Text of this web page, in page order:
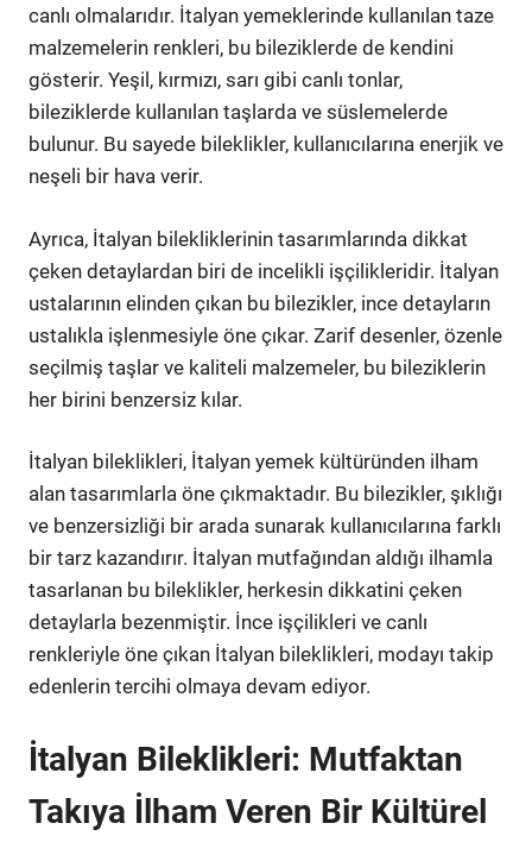
canlı olmalarıdır. İtalyan yemeklerinde kullanılan taze
malzemelerin renkleri, bu bileziklerde de kendini
gösterir. Yeşil, kırmızı, sarı gibi canlı tonlar,
bileziklerde kullanılan taşlarda ve süslemelerde
bulunur. Bu sayede bileklikler, kullanıcılarına enerjik ve
neşeli bir hava verir.
Ayrıca, İtalyan bilekliklerinin tasarımlarında dikkat
çeken detaylardan biri de incelikli işçilikleridir. İtalyan
ustalarının elinden çıkan bu bilezikler, ince detayların
ustalıkla işlenmesiyle öne çıkar. Zarif desenler, özenle
seçilmiş taşlar ve kaliteli malzemeler, bu bileziklerin
her birini benzersiz kılar.
İtalyan bileklikleri, İtalyan yemek kültüründen ilham
alan tasarımlarla öne çıkmaktadır. Bu bilezikler, şıklığı
ve benzersizliği bir arada sunarak kullanıcılarına farklı
bir tarz kazandırır. İtalyan mutfağından aldığı ilhamla
tasarlanan bu bileklikler, herkesin dikkatini çeken
detaylarla bezenmiştir. İnce işçilikleri ve canlı
renkleriyle öne çıkan İtalyan bileklikleri, modayı takip
edenlerin tercihi olmaya devam ediyor.
İtalyan Bileklikleri: Mutfaktan
Takıya İlham Veren Bir Kültürel